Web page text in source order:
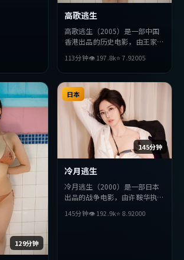
高歌逃生
高歌逃生（2005）是一部中国
香港出品的历史电影，由王家卫
·墨菲等主演。影片在叙事与
视听上力求突破，探讨人性与抉
择，节奏张弛有度，适合喜欢该
类型的观众完整观看。
113分钟👁197.8k⭐7.92005
129分钟
145分钟
日本
冷月逃生
冷月逃生（2000）是一部日本
出品的战争电影，由许鞍华执
演。影片在叙事与视听上力求突
145分钟👁192.9k⭐ 8.92000